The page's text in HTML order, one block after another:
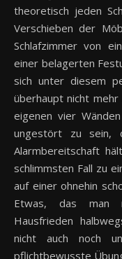
theoretisch jeden
Verschieben der
Schlafzimmer von
einer belagerten
sich unter diesem
überhaupt nicht mehr
eigenen vier
ungestört zu sein,
Alarmbereitschaft
schlimmsten Fall zu
auf einer ohnehin
Etwas, das man
Hausfrieden
nicht auch noch
pflichtbewusste